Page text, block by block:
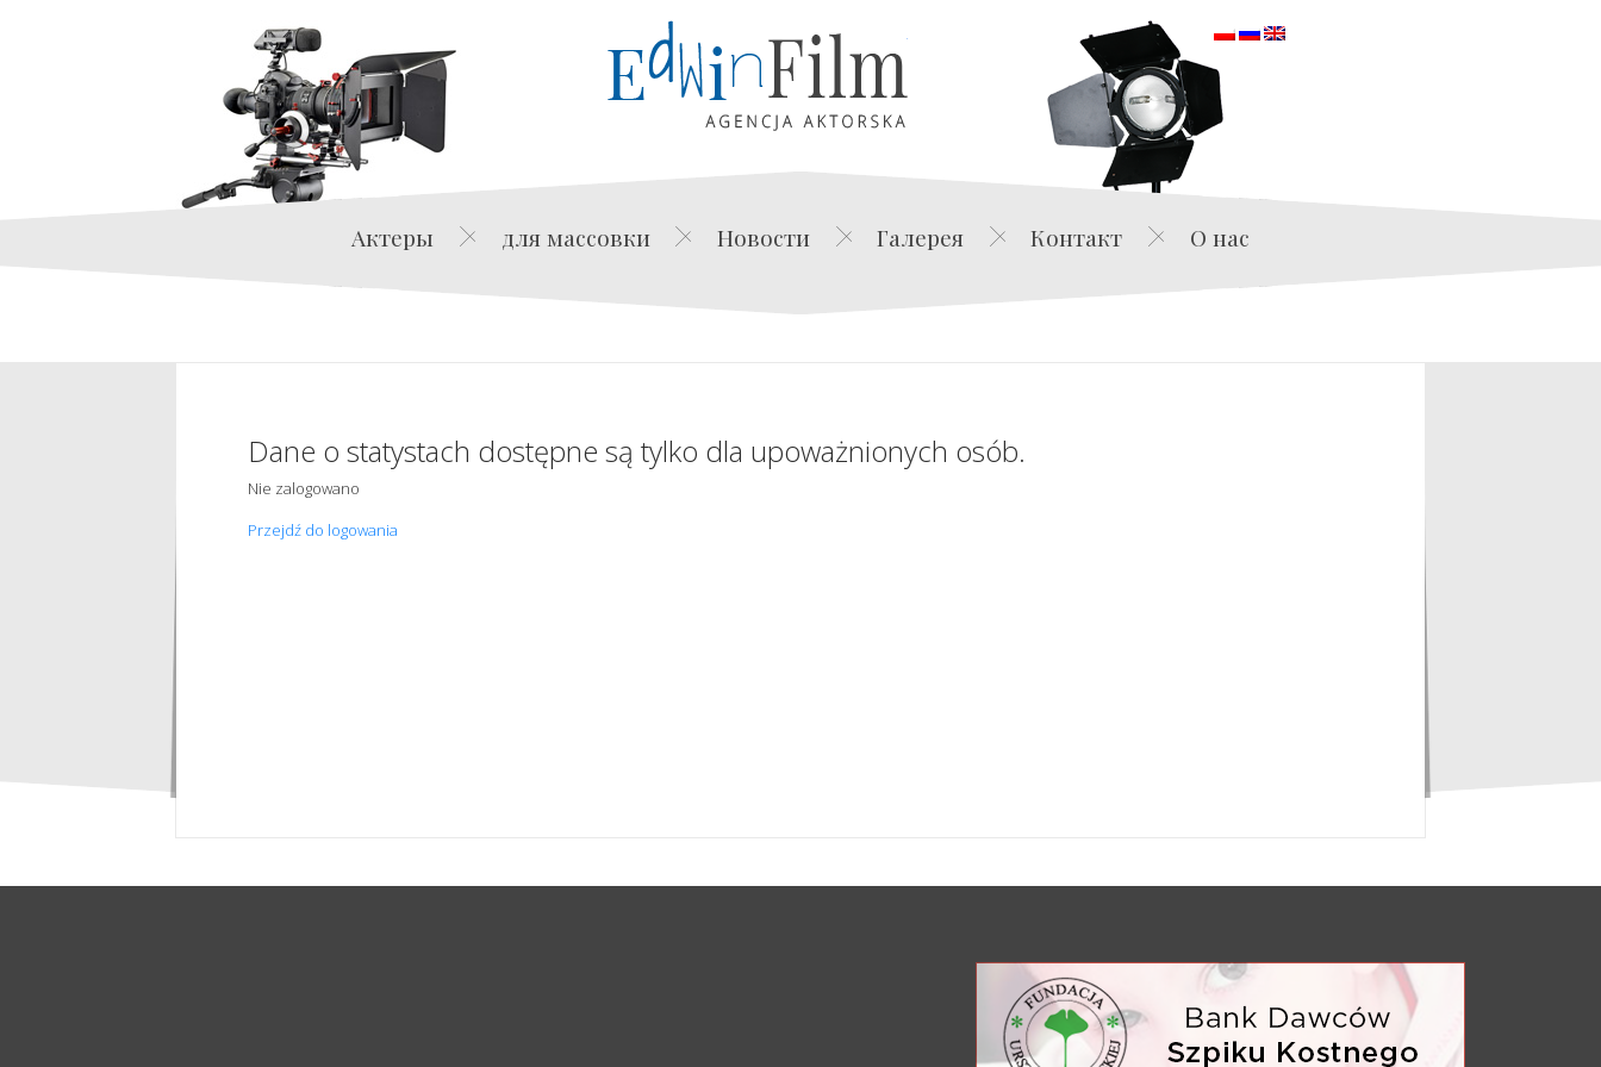
Edwin Film Agencja Aktorska
Актеры для массовки Новости Галерея Контакт О нас
Dane o statystach dostępne są tylko dla upoważnionych osób.
Nie zalogowano
Przejdź do logowania